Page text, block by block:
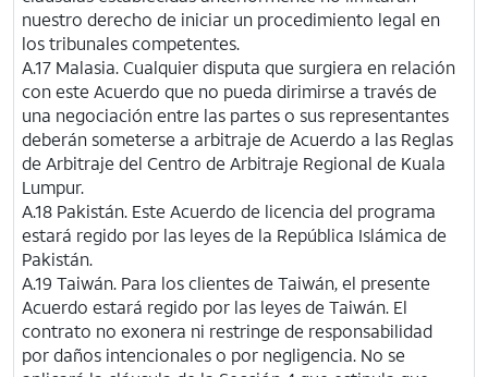
nuestro derecho de iniciar un procedimiento legal en
los tribunales competentes.
A.17 Malasia. Cualquier disputa que surgiera en relación
con este Acuerdo que no pueda dirimirse a través de
una negociación entre las partes o sus representantes
deberán someterse a arbitraje de Acuerdo a las Reglas
de Arbitraje del Centro de Arbitraje Regional de Kuala
Lumpur.
A.18 Pakistán. Este Acuerdo de licencia del programa
estará regido por las leyes de la República Islámica de
Pakistán.
A.19 Taiwán. Para los clientes de Taiwán, el presente
Acuerdo estará regido por las leyes de Taiwán. El
contrato no exonera ni restringe de responsabilidad
por daños intencionales o por negligencia. No se